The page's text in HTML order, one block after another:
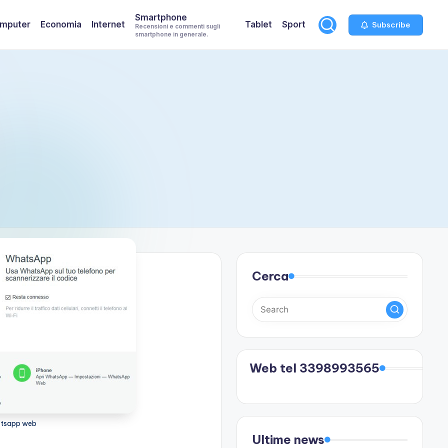
Economia Internet
Smartphone
Recensioni e commenti sugli
smartphone in generale.
Tablet Sport Subscribe
web
Cerca
Web tel 3398993565
Ultime news